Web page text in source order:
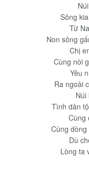
Sông
Từ
Non sông
Chị
Cùng nòi
Yêu
Ra ngoài
Núi
Tình dân
Cùng
Cùng
Dù
Lòng ta